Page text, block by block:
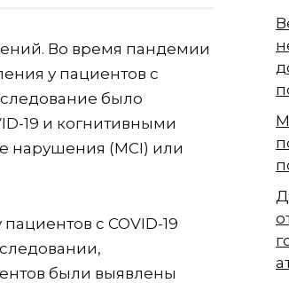
Во время пандемии
у пациентов с
было
19 и когнитивными
нарушения (MCI) или
с COVID-19
были выявлены